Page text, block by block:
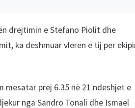
drejtimin e Stefano Piolit dhe
ka dëshmuar vlerën e tij për
mesatar prej 6.35 në 21 ndeshjet e
nga Sandro Tonali dhe Ismael